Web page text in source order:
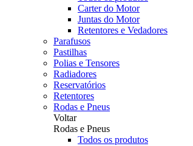
Carter do Motor
Juntas do Motor
Retentores e Vedadores
Parafusos
Pastilhas
Polias e Tensores
Radiadores
Reservatórios
Retentores
Rodas e Pneus
Voltar
Rodas e Pneus
Todos os produtos